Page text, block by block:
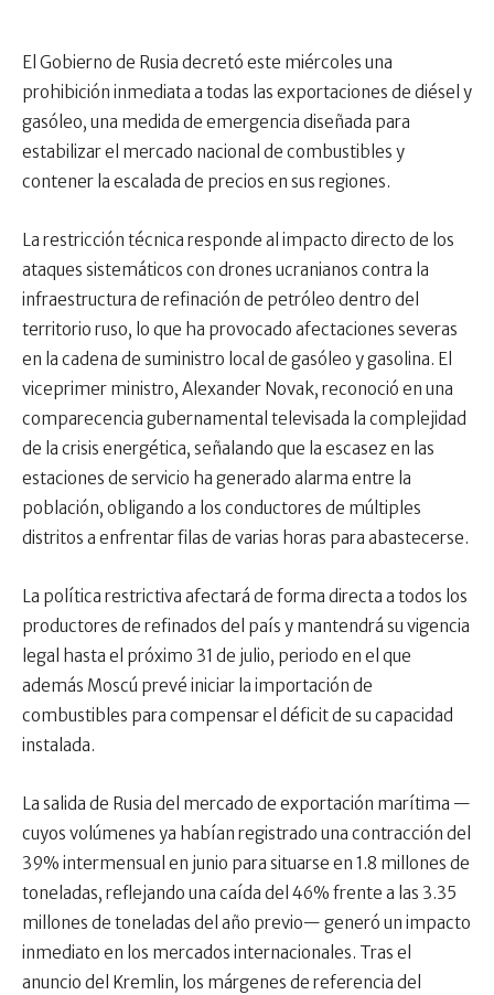
El Gobierno de Rusia decretó este miércoles una
prohibición inmediata a todas las exportaciones de diésel y
gasóleo, una medida de emergencia diseñada para
estabilizar el mercado nacional de combustibles y
contener la escalada de precios en sus regiones.
La restricción técnica responde al impacto directo de los
ataques sistemáticos con drones ucranianos contra la
infraestructura de refinación de petróleo dentro del
territorio ruso, lo que ha provocado afectaciones severas
en la cadena de suministro local de gasóleo y gasolina. El
viceprimer ministro, Alexander Novak, reconoció en una
comparecencia gubernamental televisada la complejidad
de la crisis energética, señalando que la escasez en las
estaciones de servicio ha generado alarma entre la
población, obligando a los conductores de múltiples
distritos a enfrentar filas de varias horas para abastecerse.
La política restrictiva afectará de forma directa a todos los
productores de refinados del país y mantendrá su vigencia
legal hasta el próximo 31 de julio, periodo en el que
además Moscú prevé iniciar la importación de
combustibles para compensar el déficit de su capacidad
instalada.
La salida de Rusia del mercado de exportación marítima —
cuyos volúmenes ya habían registrado una contracción del
39% intermensual en junio para situarse en 1.8 millones de
toneladas, reflejando una caída del 46% frente a las 3.35
millones de toneladas del año previo— generó un impacto
inmediato en los mercados internacionales. Tras el
anuncio del Kremlin, los márgenes de referencia del